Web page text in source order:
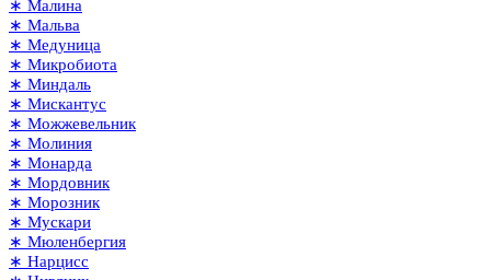
∗ Малина
∗ Мальва
∗ Медуница
∗ Микробиота
∗ Миндаль
∗ Мискантус
∗ Можжевельник
∗ Молиния
∗ Монарда
∗ Мордовник
∗ Морозник
∗ Мускари
∗ Мюленбергия
∗ Нарцисс